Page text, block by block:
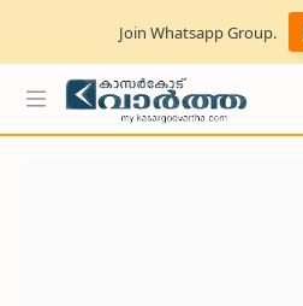
Join Whatsapp Group.